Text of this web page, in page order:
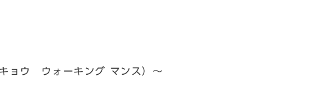
ョウ ウォーキング マンス）～